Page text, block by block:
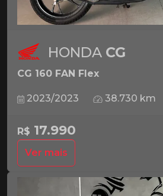
HONDA CG
CG 160 FAN Flex
2023/2023 38.730 km
R$ 17.990
Ver mais